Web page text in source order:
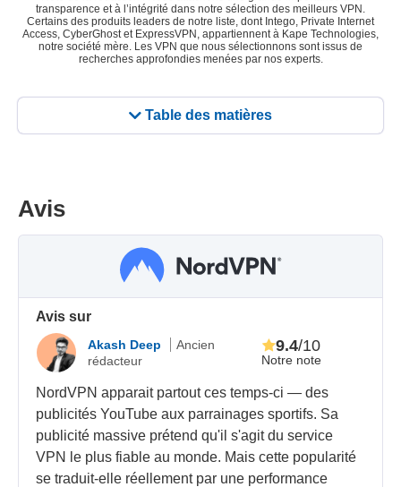
Table des matières
transparence et à l’intégrité dans notre sélection des meilleurs VPN.
Certains des produits leaders de notre liste, dont Intego, Private Internet
Access, CyberGhost et ExpressVPN, appartiennent à Kape Technologies,
notre société mère. Les VPN que nous sélectionnons sont issus de
recherches approfondies menées par nos experts.
Avis
Avis sur
Akash Deep
Ancien
rédacteur
Notre note
9.4/10
NordVPN apparait partout ces temps-ci — des
publicités YouTube aux parrainages sportifs. Sa
publicité massive prétend qu'il s'agit du service
VPN le plus fiable au monde. Mais cette popularité
se traduit-elle réellement par une performance